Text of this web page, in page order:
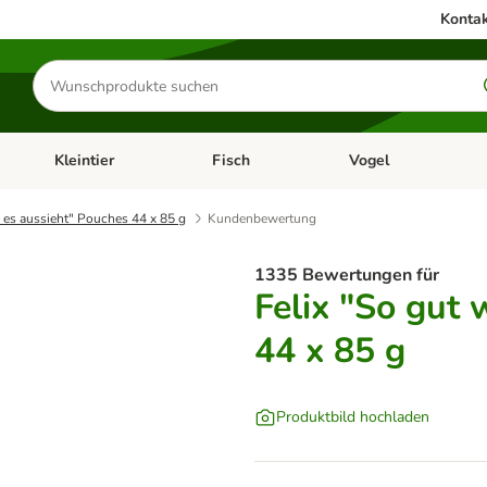
Produkte
suchen
& Zubehör
Kategorie-Menü öffnen: Hundefutter & Zubehör
Kleintier Kategorie-Menü öffnen: Kleintier
Fisch Kategorie-Menü
Vogel
aussieht" Pouches 44 x 85 g Kundenbewertung
1335 Bewertungen für
Felix "So gut
44 x 85 g
Produktbild hochladen